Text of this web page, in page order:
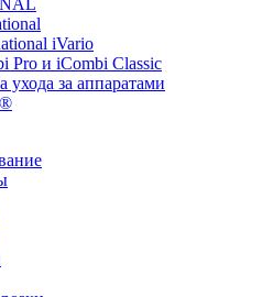
iVario
Pro и iCombi Classic
ухода за аппаратами